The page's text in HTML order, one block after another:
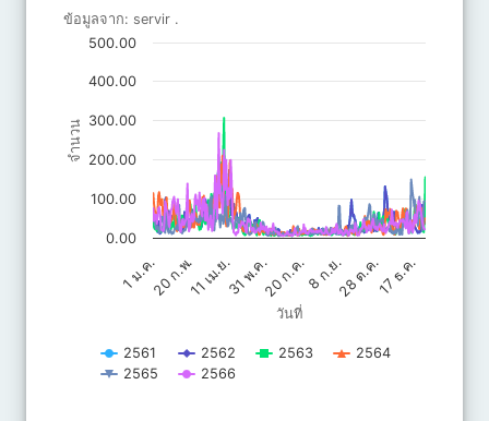
Line chart with 6 lines.
ข้อมูลจาก: servir .
The chart has 1 Y axis displaying จำนวน. Data ranges from
วันที่
จำนวน
ข้อมูลจาก: servir .
1 ม.ค. 20 ก.ค.
20 ก.พ.11 เม.ย.31 พ.ค. 8 ก.ย.28 ต.ค.17 ธ.ค.
0.00
100.00
200.00
300.00
400.00
500.00
2561 2562 2563
2564
2565
2566